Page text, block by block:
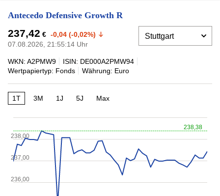
Antecedo Defensive Growth R
237,42 € -0,04 (-0,02%)
07.08.2026, 21:55:14 Uhr
WKN: A2PMW9
ISIN: DE000A2PMW94
Wertpapiertyp: Fonds
Währung: Euro
1T 3M 1J 5J Max
238,38
236,00
237,00
238,00